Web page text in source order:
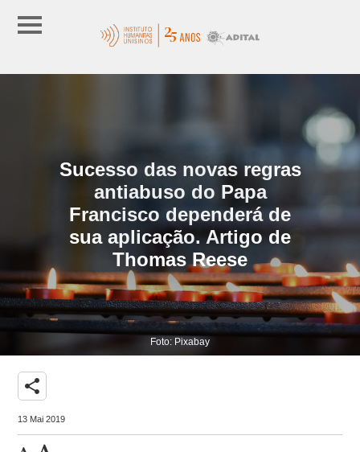
Sucesso das novas regras
antiabuso do Papa
Francisco dependerá de
sua aplicação. Artigo de
Thomas Reese
Foto: Pixabay
share
13 Mai 2019